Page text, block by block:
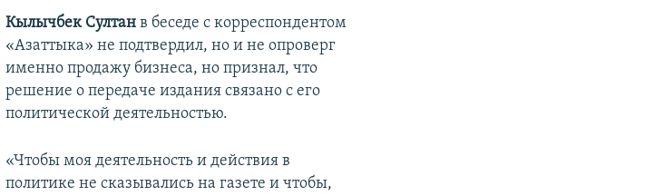
Кылычбек Султанв беседе с корреспондентом
«Азаттыка» не подтвердил, но и не опроверг
именно продажу бизнеса, но признал, что
решение о передаче издания связано с его
политической деятельностью.
«Чтобы моя деятельность и действия в
политике не сказывались на газете и чтобы,